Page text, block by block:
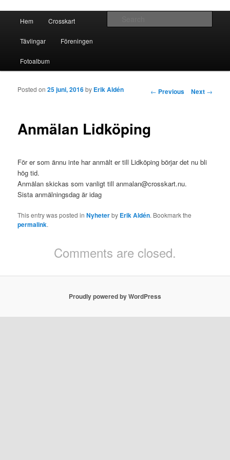
Crosskart Original
Skip to primary content
Skip to secondary content
Hem Crosskart
Tävlingar Föreningen
Fotoalbum
Post navigation
← Previous Next →
Anmälan Lidköping
Posted on25 juni, 2016by Erik Aldén
För er som ännu inte har anmält er till Lidköping börjar det nu bli
hög tid.
Anmälan skickas som vanligt till anmalan@crosskart.nu.
Sista anmälningsdag är idag
This entry was posted inNyheterby Erik Aldén. Bookmark the
permalink.
Comments are closed.
Proudly powered by WordPress